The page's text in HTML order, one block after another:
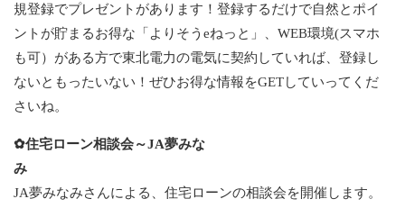
規登録でプレゼントがあります！登録するだけで自然とポイ
ントが貯まるお得な「よりそうeねっと」、WEB環境(スマホ
も可）がある方で東北電力の電気に契約していれば、登録し
ないともったいない！ぜひお得な情報をGETしていってくだ
さいね。
✿住宅ローン相談会～JA夢みな
み
JA夢みなみさんによる、住宅ローンの相談会を開催します。